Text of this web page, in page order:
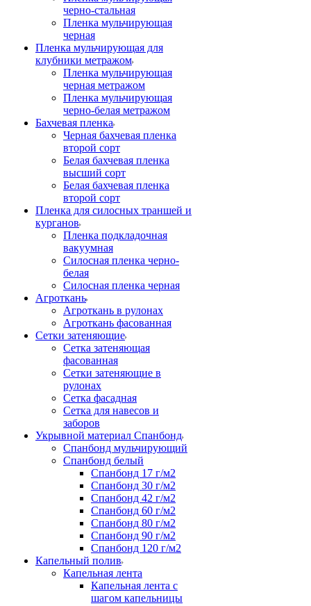
черно-стальная
Пленка мульчирующая
черная
Пленка мульчирующая для
клубники метражом
Пленка мульчирующая
черная метражом
Пленка мульчирующая
черно-белая метражом
Бахчевая пленка
Черная бахчевая пленка
второй сорт
Белая бахчевая пленка
высший сорт
Белая бахчевая пленка
второй сорт
Пленка для силосных траншей и
курганов
Пленка подкладочная
вакуумная
Силосная пленка черно-
белая
Силосная пленка черная
Агроткань
Агроткань в рулонах
Агроткань фасованная
Сетки затеняющие
Сетка затеняющая
фасованная
Сетки затеняющие в
рулонах
Сетка фасадная
Сетка для навесов и
заборов
Укрывной материал Спанбонд
Спанбонд мульчирующий
Спанбонд белый
Спанбонд 17 г/м2
Спанбонд 30 г/м2
Спанбонд 42 г/м2
Спанбонд 60 г/м2
Спанбонд 80 г/м2
Спанбонд 90 г/м2
Спанбонд 120 г/м2
Капельный полив
Капельная лента
Капельная лента с
шагом капельницы